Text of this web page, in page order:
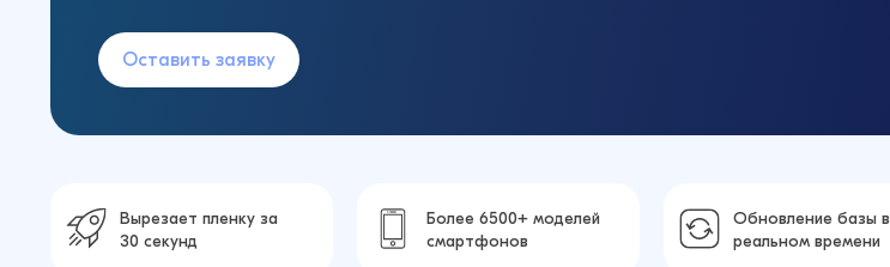
Оставить заявку
Вырезает пленку за
30 секунд
Более 6500+ моделей
смартфонов
Обновление базы в
реальном времени